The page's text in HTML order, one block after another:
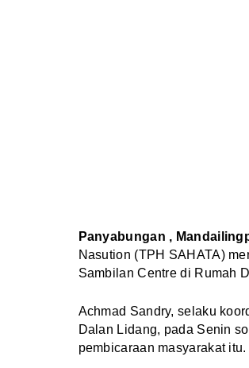
Panyabungan ,
Nasution (TPH SAHATA)
Sambilan Centre di Rumah
Achmad Sandry, selaku
Dalan Lidang, pada Senin
pembicaraan masyarakat itu.